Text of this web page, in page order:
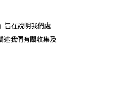
旨在說明我們處
述我們有關收集及